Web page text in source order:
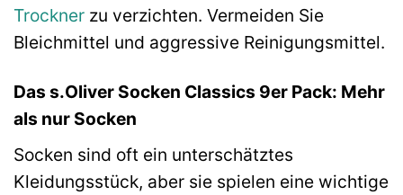
Trockner zu verzichten. Vermeiden Sie
Bleichmittel und aggressive Reinigungsmittel.
Das s.Oliver Socken Classics 9er Pack: Mehr
als nur Socken
Socken sind oft ein unterschätztes
Kleidungsstück, aber sie spielen eine wichtige